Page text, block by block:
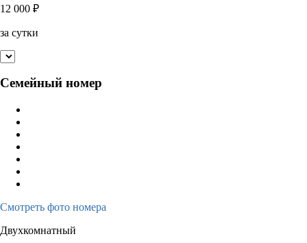
12 000 ₽
за сутки
Семейный номер
Смотреть фото номера
Двухкомнатный